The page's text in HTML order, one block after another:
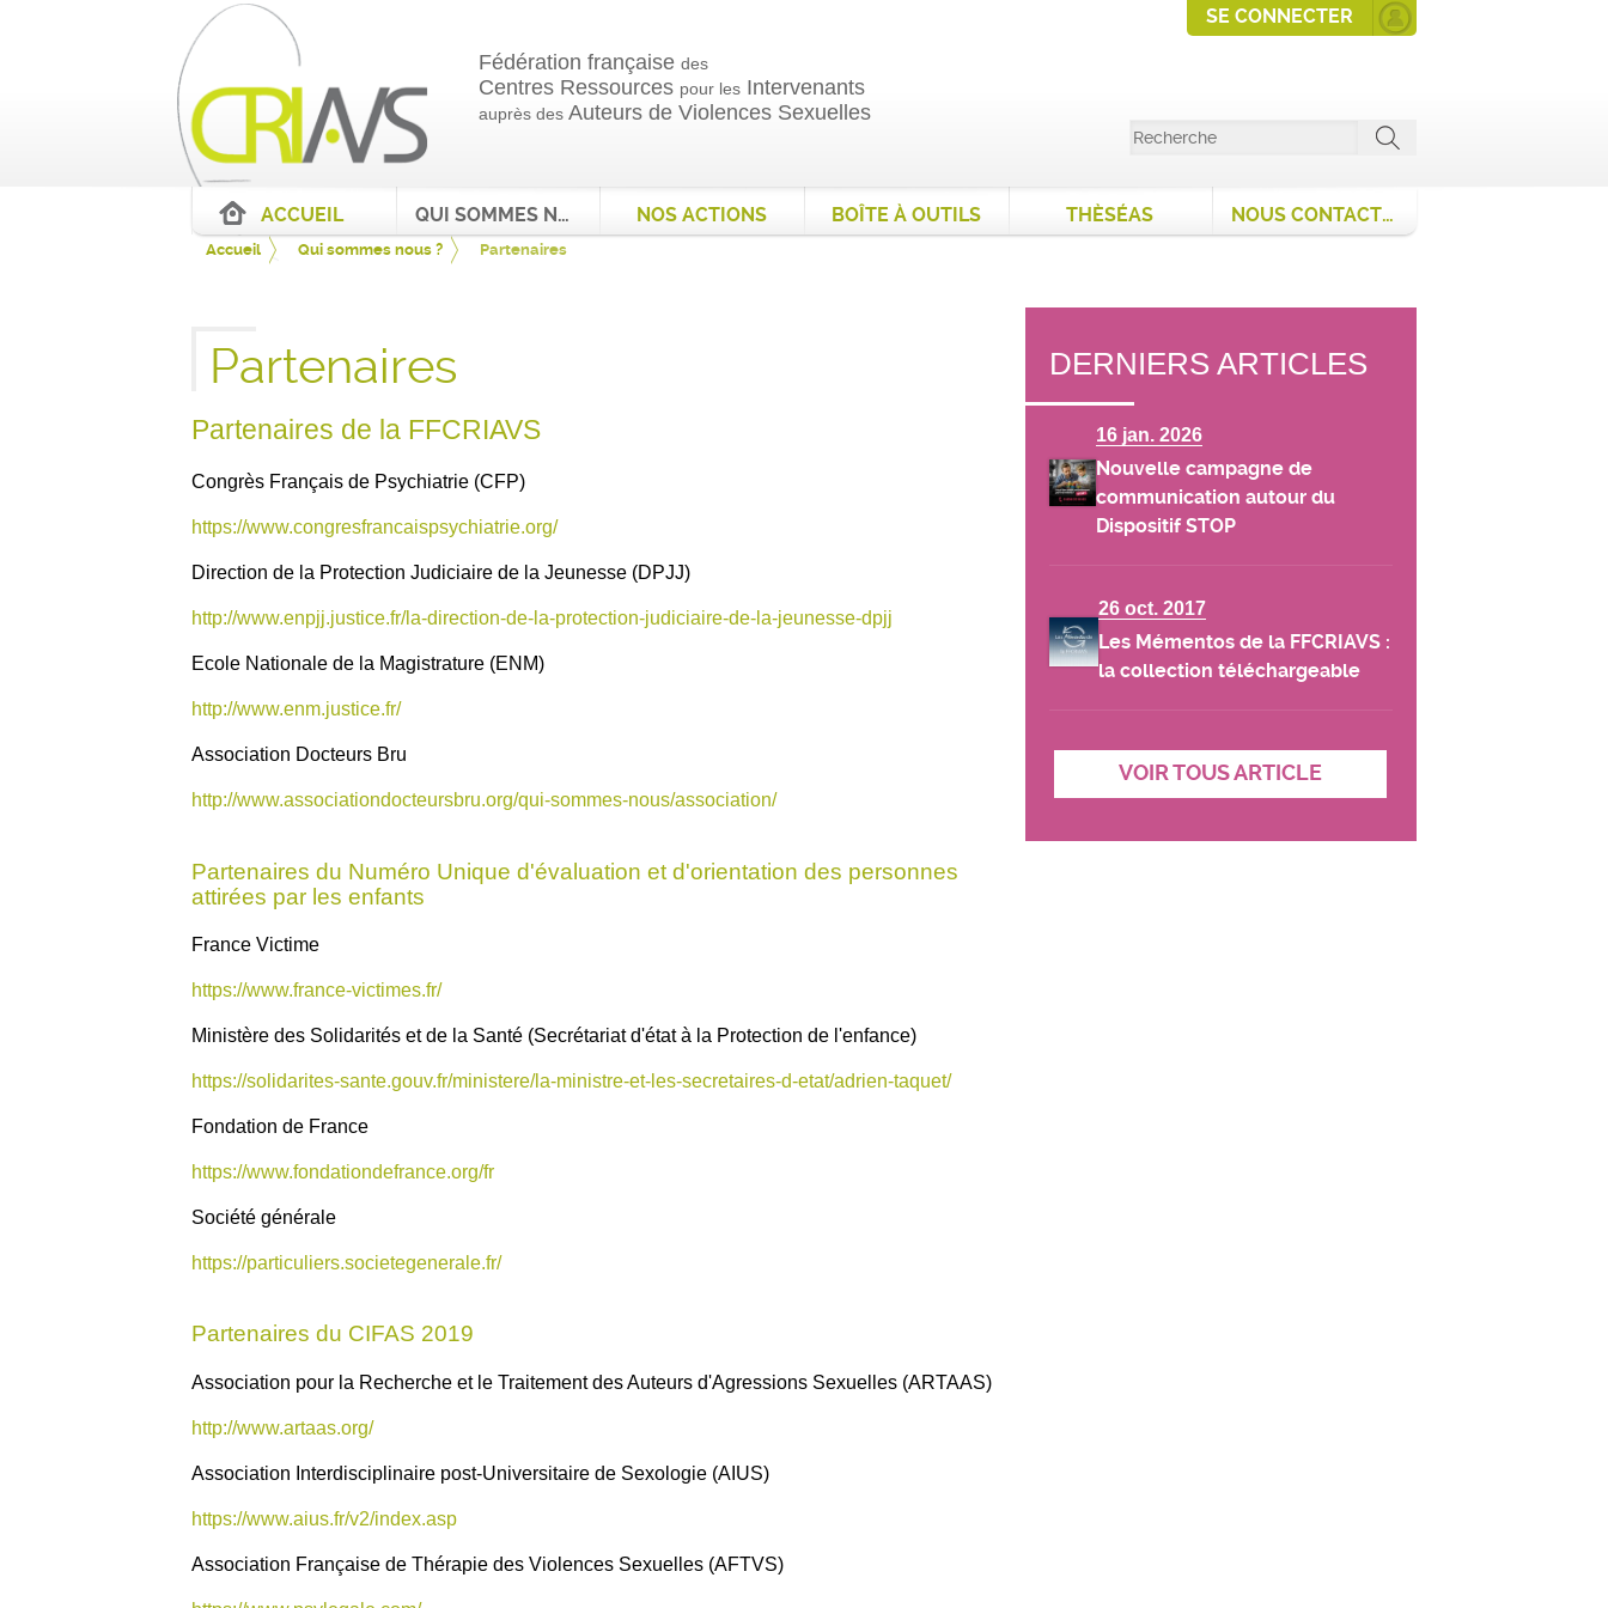
SE CONNECTER
Fédération française des
Centres Ressources pour les Intervenants
auprès des Auteurs de Violences Sexuelles
ACCUEIL QUI SOMMES NOUS ? NOS ACTIONS BOÎTE À OUTILS THÈSÉAS NOUS CONTACTER
Accueil Qui sommes nous ? Partenaires
Partenaires
Partenaires de la FFCRIAVS
Congrès Français de Psychiatrie (CFP)
https://www.congresfrancaispsychiatrie.org/
Direction de la Protection Judiciaire de la Jeunesse (DPJJ)
http://www.enpjj.justice.fr/la-direction-de-la-protection-judiciaire-de-la-jeunesse-dpjj
Ecole Nationale de la Magistrature (ENM)
http://www.enm.justice.fr/
Association Docteurs Bru
http://www.associationdocteursbru.org/qui-sommes-nous/association/
Partenaires du Numéro Unique d'évaluation et d'orientation des personnes
attirées par les enfants
France Victime
https://www.france-victimes.fr/
Ministère des Solidarités et de la Santé (Secrétariat d'état à la Protection de l'enfance)
https://solidarites-sante.gouv.fr/ministere/la-ministre-et-les-secretaires-d-etat/adrien-taquet/
Fondation de France
https://www.fondationdefrance.org/fr
Société générale
https://particuliers.societegenerale.fr/
Partenaires du CIFAS 2019
Association pour la Recherche et le Traitement des Auteurs d'Agressions Sexuelles (ARTAAS)
http://www.artaas.org/
Association Interdisciplinaire post-Universitaire de Sexologie (AIUS)
https://www.aius.fr/v2/index.asp
Association Française de Thérapie des Violences Sexuelles (AFTVS)
DERNIERS ARTICLES
16 jan. 2026
Nouvelle campagne de
communication autour du
Dispositif STOP
26 oct. 2017
Les Mémentos de la FFCRIAVS :
la collection téléchargeable
VOIR TOUS ARTICLE